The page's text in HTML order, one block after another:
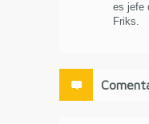
es jefe
Friks.